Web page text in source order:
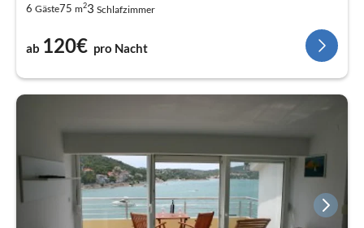
6 Gäste75 m23 Schlafzimmer
ab 120€ pro Nacht